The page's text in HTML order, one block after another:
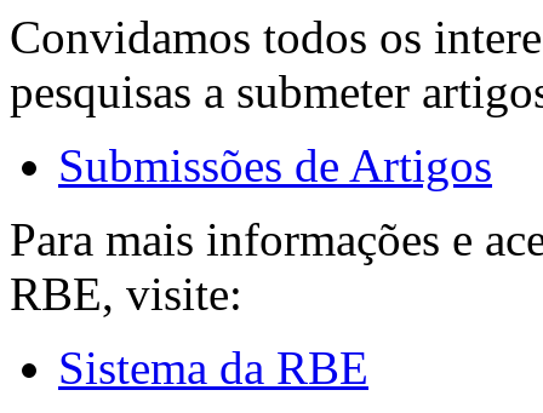
Convidamos todos os
pesquisas a submeter
Submissões de Artigos
Para mais informações e
RBE, visite:
Sistema da RBE